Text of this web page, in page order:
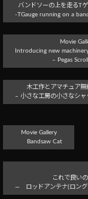
バンドソーの上を走るT
-TGauge running on a
Movie
Introducing new
– Pegas
木工作とアマチュア無
– 小さな工房の小さなシャ
Movie Gallery
Bandsaw Cat
これで良い
― ロッドアンテナ(ロング